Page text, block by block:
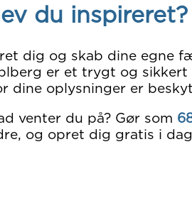
du inspireret?
dig og skab dine egne
er et trygt og sikkert
dine oplysninger er
venter du på? Gør som
og opret dig gratis i